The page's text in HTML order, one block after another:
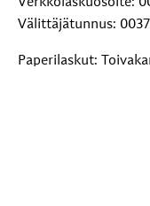
Välittäjätunnus:
Paperilaskut: